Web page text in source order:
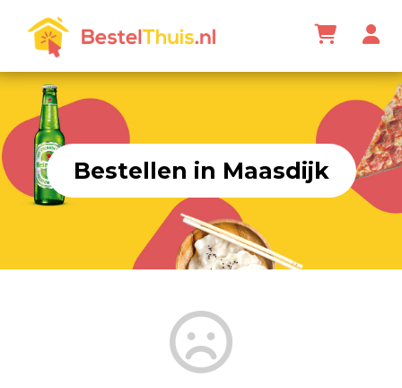
Bestellen in Maasdijk